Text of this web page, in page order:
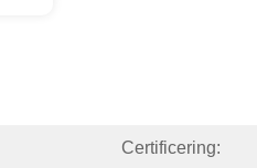
Certificering: